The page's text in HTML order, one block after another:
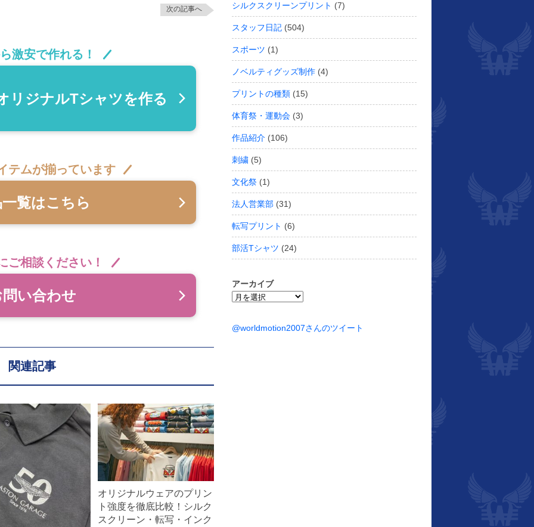
次の記事へ
激安で作れる！
リジナルTシャツを作る
テムが揃っています
覧はこちら
ご相談ください！
い合わせ
関連記事
オリジナルウェアのプリン
ト強度を徹底比較！シルク
スクリーン・転写・インク
シルクスクリーンプリント (7)
スタッフ日記 (504)
スポーツ (1)
ノベルティグッズ制作 (4)
プリントの種類 (15)
体育祭・運動会 (3)
作品紹介 (106)
刺繍 (5)
文化祭 (1)
法人営業部 (31)
転写プリント (6)
部活Tシャツ (24)
アーカイブ
ア
@worldmotion2007さんのツイート